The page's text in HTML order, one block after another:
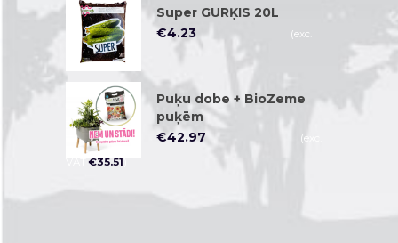
Super GURĶIS 20L
€4.23
(exc.
VAT€3.50)
Puķu dobe + BioZeme
puķēm
€42.97
(exc.
VAT€35.51